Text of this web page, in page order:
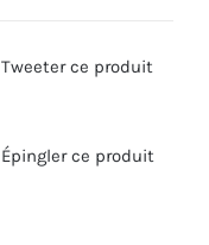
Tweeter ce produit
Épingler ce produit